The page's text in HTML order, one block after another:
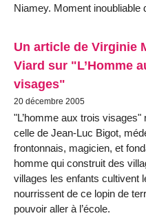
Niamey. Moment
Un article de Virginie
Viard sur "L’Homme
visages"
20 décembre 2005
"L’homme aux trois visages"
celle de Jean-Luc Bigot,
frontonnais, magicien, et
homme qui construit des
villages les enfants cultivent
nourrissent de ce lopin de
pouvoir aller à l’école.